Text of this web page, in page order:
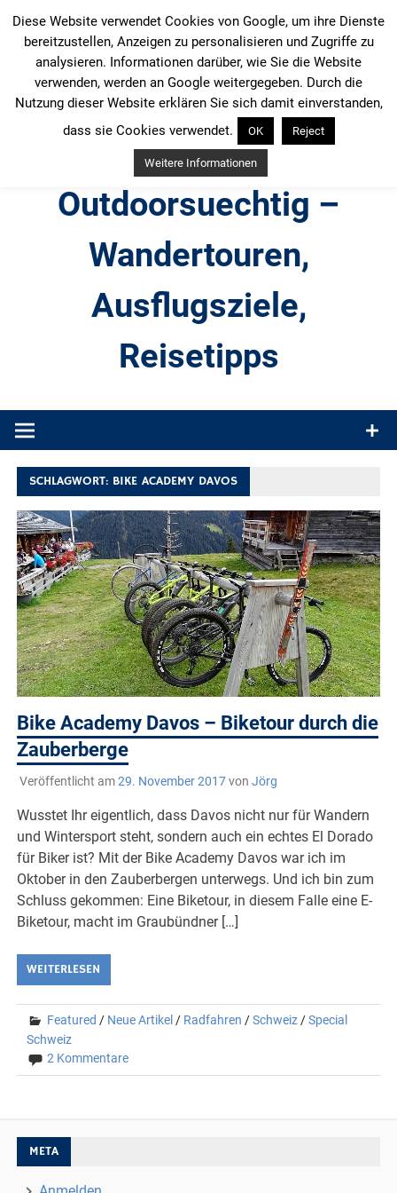
Inhalt
springen
Outdoorsuechtig –
Wandertouren,
Ausflugsziele,
Reisetipps
Produkttests und Buchrezensionen. Ein Blog für alle, die gern
SCHLAGWORT: BIKE ACADEMY DAVOS
Bike Academy Davos – Biketour durch die
Zauberberge
Veröffentlicht am29. November 2017von Jörg
Wusstet Ihr eigentlich, dass Davos nicht nur für Wandern
und Wintersport steht, sondern auch ein echtes El Dorado
für Biker ist? Mit der Bike Academy Davos war ich im
Oktober in den Zauberbergen unterwegs. Und ich bin zum
Schluss gekommen: Eine Biketour, in diesem Falle eine E-
Biketour, macht im Graubündner […]
WEITERLESEN
Featured / Neue Artikel / Radfahren /Schweiz /Special
Schweiz
2 Kommentare
META
Diese Website verwendet Cookies von Google, um ihre Dienste
bereitzustellen, Anzeigen zu personalisieren und Zugriffe zu
analysieren. Informationen darüber, wie Sie die Website
verwenden, werden an Google weitergegeben. Durch die
Nutzung dieser Website erklären Sie sich damit einverstanden,
dass sie Cookies verwendet.
OK Reject
Weitere Informationen